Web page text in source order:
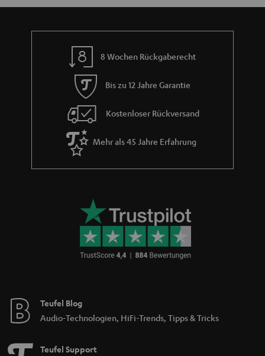
8 Wochen Rückgaberecht
Bis zu 12 Jahre Garantie
Kostenloser Rückversand
Mehr als 45 Jahre Erfahrung
Teufel Blog
Audio-Technologien, HiFi-Trends, Tipps & Tricks
Teufel Support